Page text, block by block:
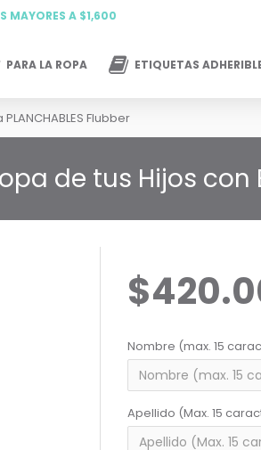
MAYORES A $1,600
PARA LA ROPA ETIQUETAS
PLANCHABLES Flubber
de tus Hijos con
Nombre (max. 15
Apellido (Max. 15